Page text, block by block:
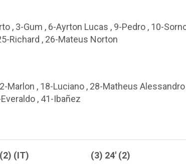
, 3-Gum , 6-Ayrton Lucas , 9-Pedro , 10-
Richard , 26-Mateus Norton
Marlon , 18-Luciano , 28-Matheus
, 41-Ibañez
(2) (IT) (3) 24' (2)